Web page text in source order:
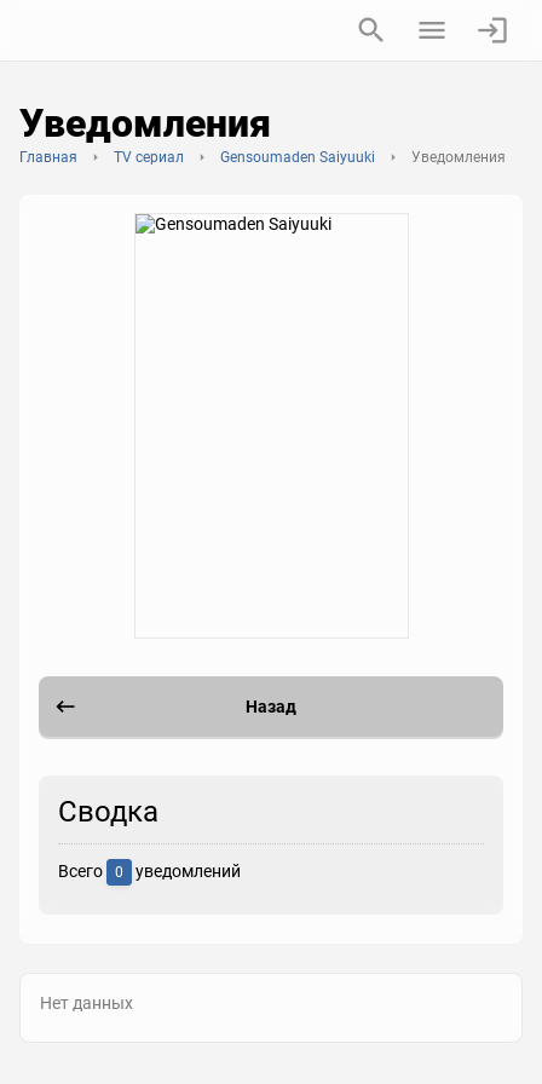
Уведомления
Главная TV сериал Gensoumaden Saiyuuki Уведомления
Назад
Сводка
Всего 0 уведомлений
Нет данных